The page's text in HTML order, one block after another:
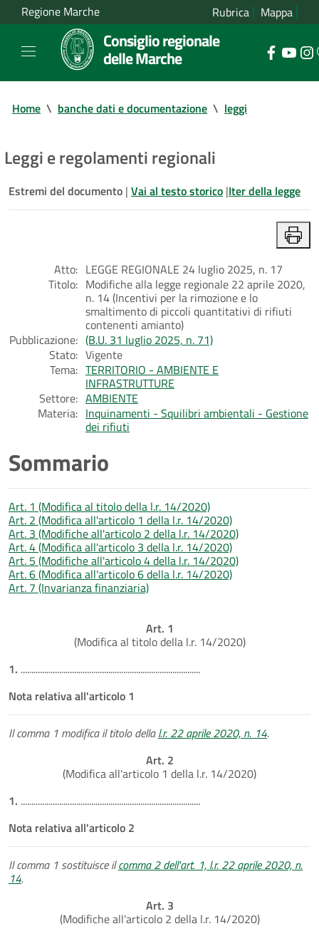
Regione Marche Rubrica Mappa
Consiglio regionale
delle Marche
Home \ banche dati e documentazione \ leggi
Leggi e regolamenti regionali
Estremi del documento | Vai al testo storico |Iter della legge
Atto: LEGGE REGIONALE 24 luglio 2025, n. 17
Titolo: Modifiche alla legge regionale 22 aprile 2020,
n. 14 (Incentivi per la rimozione e lo
smaltimento di piccoli quantitativi di rifiuti
contenenti amianto)
Pubblicazione: (B.U. 31 luglio 2025, n. 71)
Stato: Vigente
Tema: TERRITORIO - AMBIENTE E
INFRASTRUTTURE
Settore: AMBIENTE
Materia: Inquinamenti - Squilibri ambientali - Gestione
dei rifiuti
Sommario
Art. 1 (Modifica al titolo della l.r. 14/2020)
Art. 2 (Modifica all'articolo 1 della l.r. 14/2020)
Art. 3 (Modifiche all'articolo 2 della l.r. 14/2020)
Art. 4 (Modifica all'articolo 3 della l.r. 14/2020)
Art. 5 (Modifiche all'articolo 4 della l.r. 14/2020)
Art. 6 (Modifica all'articolo 6 della l.r. 14/2020)
Art. 7 (Invarianza finanziaria)
Art. 1
(Modifica al titolo della l.r. 14/2020)
1. ....................................................................................
Nota relativa all'articolo 1
Il comma 1 modifica il titolo dellal.r. 22 aprile 2020, n. 14.
Art. 2
(Modifica all'articolo 1 della l.r. 14/2020)
1. ....................................................................................
Nota relativa all'articolo 2
Il comma 1 sostituisce ilcomma 2 dell'art. 1, l.r. 22 aprile 2020, n.
14.
Art. 3
(Modifiche all'articolo 2 della l.r. 14/2020)